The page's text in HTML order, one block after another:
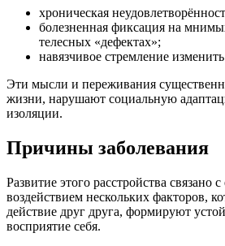
хроническая
болезненная фиксация на
телесных «дефектах»;
навязчивое стремление изменить
Эти мысли и переживания
жизни, нарушают социальную
изоляции.
Причины заболевания
Развитие этого расстройства связано
воздействием нескольких факторов,
действие друг друга, формируют
восприятие себя.